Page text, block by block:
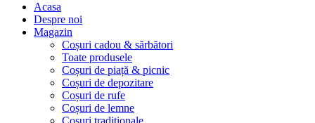
Acasa
Despre noi
Magazin
Coșuri cadou & sărbători
Toate produsele
Coșuri de piață & picnic
Coșuri de depozitare
Coșuri de rufe
Coșuri de lemne
Coșuri tradiționale